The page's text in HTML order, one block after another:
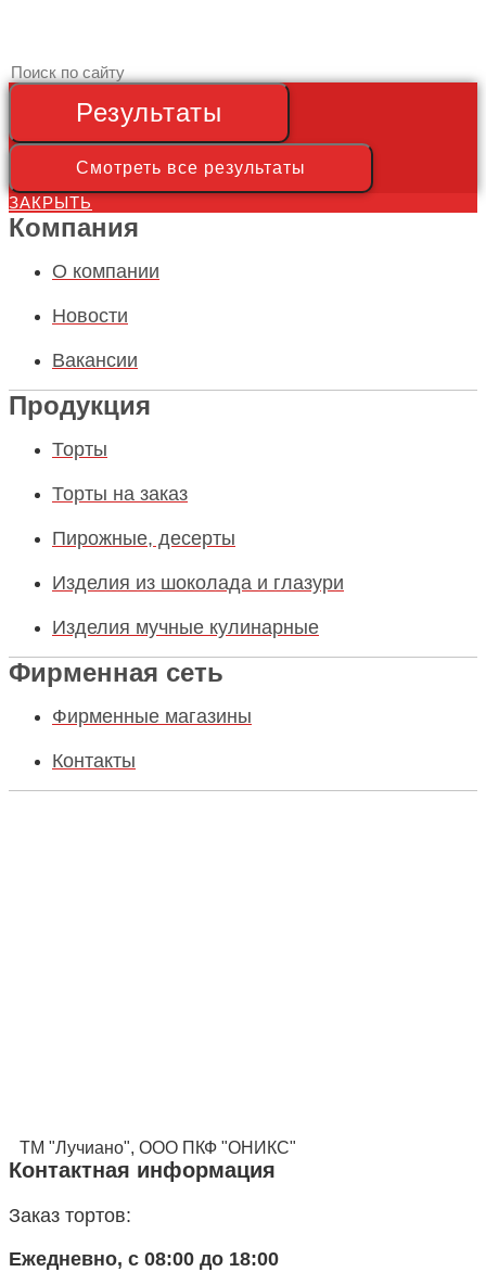
Search
...
Результаты
Смотреть все результаты
ЗАКРЫТЬ
Компания
О компании
Новости
Вакансии
Продукция
Торты
Торты на заказ
Пирожные, десерты
Изделия из шоколада и глазури
Изделия мучные кулинарные
Фирменная сеть
Фирменные магазины
Контакты
ТМ "Лучиано", ООО ПКФ "ОНИКС"
Контактная информация
Заказ тортов:
Ежедневно, с 08:00 до 18:00